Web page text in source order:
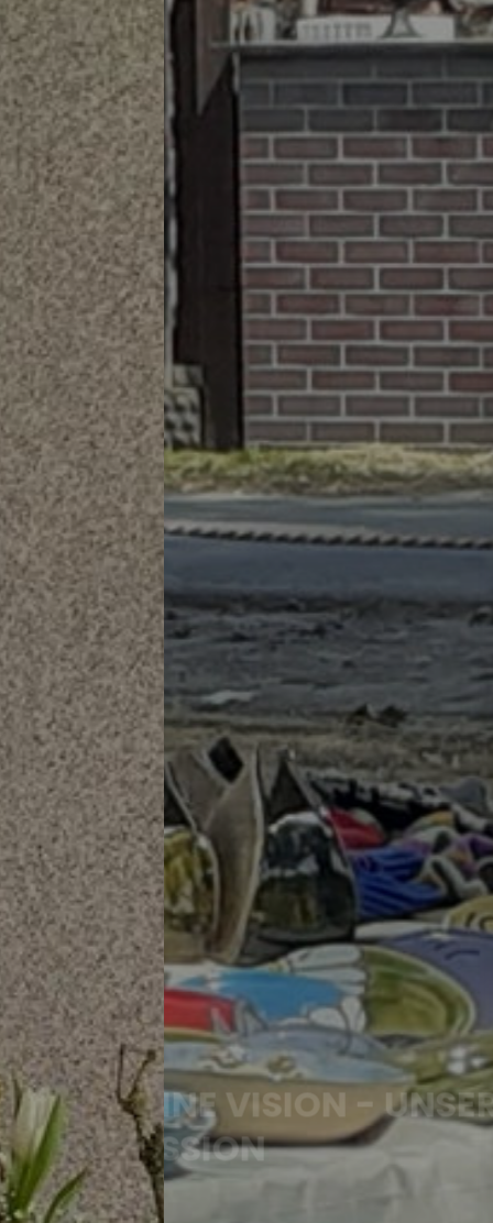
PARTNERSCHAFTLICH ZUM ERFOLG
DEINE VISION - UNSERE
MISSION